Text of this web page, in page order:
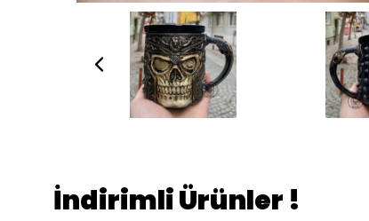
İndirimli Ürünler !